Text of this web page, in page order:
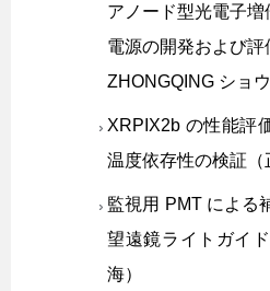
アノード型光電子
電源の開発および評
ZHONGQING ショ
XRPIX2b の性能評
温度依存性の検証（
監視用 PMT による
望遠鏡ライトガイ
海）